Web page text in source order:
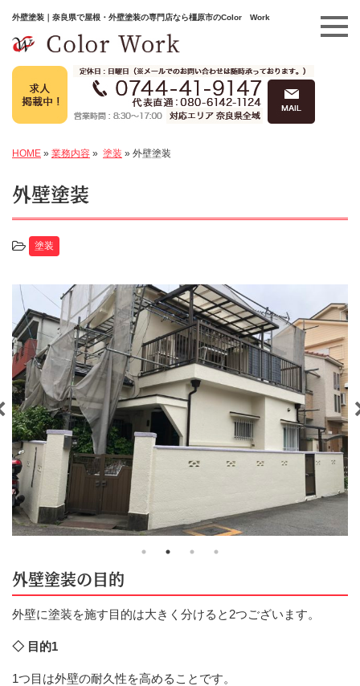
外壁塗装｜奈良県で屋根・外壁塗装の専門店なら橿原市のColor Work
HOME » 業務内容 » 塗装 » 外壁塗装
外壁塗装
塗装
外壁塗装の目的
外壁に塗装を施す目的は大きく分けると2つございます。
◇ 目的1
1つ目は外壁の耐久性を高めることです。